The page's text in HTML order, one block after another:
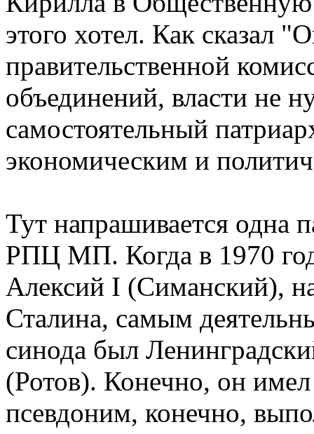
этого хотел. Как сказал
правительственной
объединений, власти не
самостоятельный
экономическим и
Тут напрашивается одна
РПЦ МП. Когда в 1970
Алексий I (Симанский),
Сталина, самым
синода был
(Ротов). Конечно, он
псевдоним, конечно,